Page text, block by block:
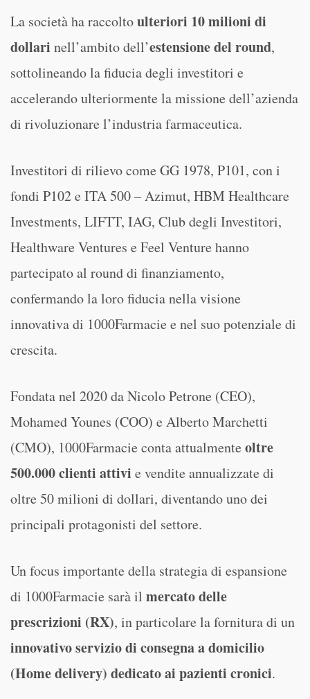
La società ha raccoltoulteriori 10 milioni di
dollari nell’ambito dell’estensione del round,
sottolineando la fiducia degli investitori e
accelerando ulteriormente la missione dell’azienda
di rivoluzionare l’industria farmaceutica.
Investitori di rilievo come GG 1978, P101, con i
fondi P102 e ITA 500 – Azimut, HBM Healthcare
Investments, LIFTT, IAG, Club degli Investitori,
Healthware Ventures e Feel Venture hanno
partecipato al round di finanziamento,
confermando la loro fiducia nella visione
innovativa di 1000Farmacie e nel suo potenziale di
crescita.
Fondata nel 2020 da Nicolo Petrone (CEO),
Mohamed Younes (COO) e Alberto Marchetti
(CMO), 1000Farmacie conta attualmente oltre
500.000 clienti attivi e vendite annualizzate di
oltre 50 milioni di dollari, diventando uno dei
principali protagonisti del settore.
Un focus importante della strategia di espansione
di 1000Farmacie sarà il mercato delle
prescrizioni (RX), in particolare la fornitura di un
innovativo servizio di consegna a domicilio
(Home delivery) dedicato ai pazienti cronici.